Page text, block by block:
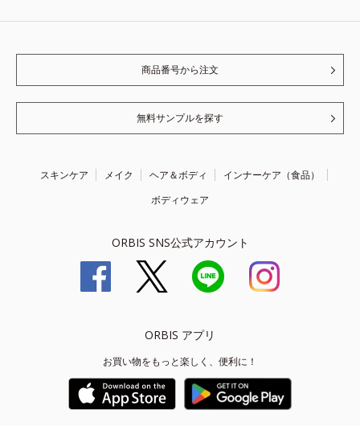
商品番号から注文
無料サンプルを探す
スキンケア メイク ヘア＆ボディ
インナーケア（食品）
ボディウェア
ORBIS SNS公式アカウント
ORBIS アプリ
お買い物をもっと楽しく、便利に！